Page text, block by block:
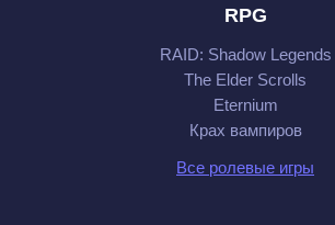
RPG
RAID: Shadow Legends
The Elder Scrolls
Eternium
Крах вампиров
Все ролевые игры